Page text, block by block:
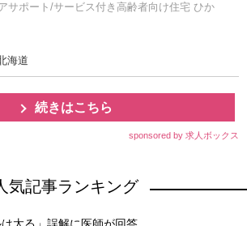
サポート/サービス付き高齢者向け住宅 ひか
海道
続きはこちら
sponsored by 求人ボックス
気記事ランキング